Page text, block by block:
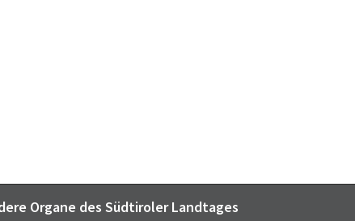
Organe des Südtiroler Landtages